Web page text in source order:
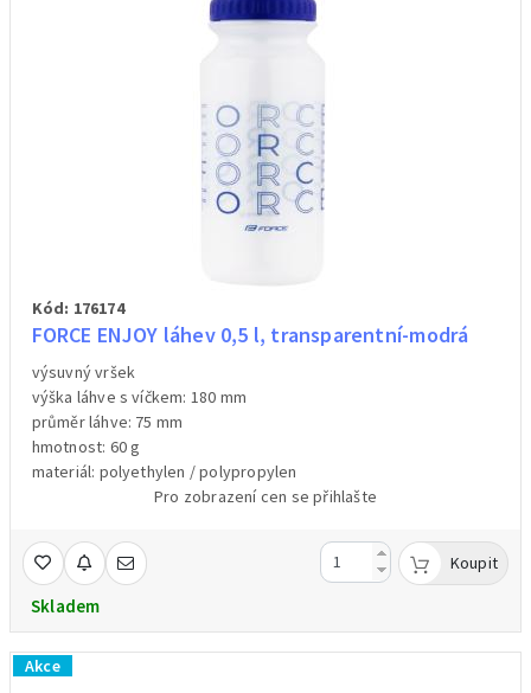
Kód: 176174
FORCE ENJOY láhev 0,5 l, transparentní-modrá
výsuvný vršek
výška láhve s víčkem: 180 mm
průměr láhve: 75 mm
hmotnost: 60 g
materiál: polyethylen / polypropylen
Pro zobrazení cen se přihlašte
Skladem
Koupit
Akce